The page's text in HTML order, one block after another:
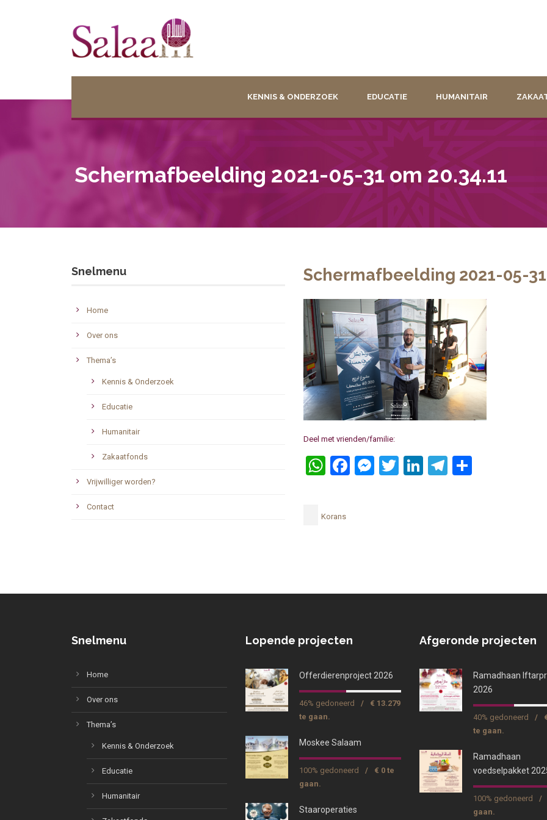
KENNIS & ONDERZOEK EDUCATIE HUMANITAIR
Schermafbeelding 2021-05-31 om 20.34.11
Schermafbeelding 2021-05-31
Deel met vrienden/familie:
WhatsApp
Facebook
Messenger
Twitter
LinkedIn
Telegram
Korans
Snelmenu
Home
Over ons
Thema’s
Kennis & Onderzoek
Educatie
Humanitair
Zakaatfonds
Vrijwilliger worden?
Contact
Snelmenu
Home
Over ons
Thema’s
Kennis & Onderzoek
Educatie
Humanitair
Lopende projecten
Offerdierenproject 2026
46% gedoneerd /
€ 13.279
te gaan.
Moskee Salaam
100% gedoneerd /
€ 0 te
gaan.
Staaroperaties
Afgeronde projecten
Ramadhaan
2026
40% gedoneerd /
te gaan.
Ramadhaan
voedselpakket
100% gedoneerd /
gaan.